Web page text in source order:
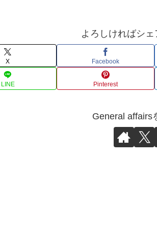
よろしければシェ
X Facebook
LINE Pinterest
General affairs